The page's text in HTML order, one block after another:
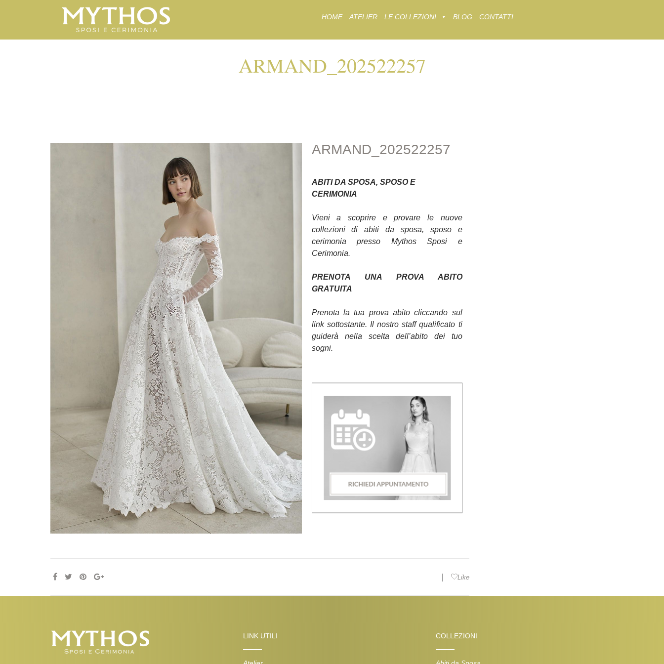
to
HOME ATELIER LE COLLEZIONI BLOG CONTATTI
ARMAND_202522257
ARMAND_202522257
ABITI DA SPOSA, SPOSO E
CERIMONIA
Vieni a scoprire e provare le nuove
collezioni di abiti da sposa, sposo e
cerimonia presso Mythos Sposi e
Cerimonia.
PRENOTA UNA PROVA ABITO
GRATUITA
Prenota la tua prova abito cliccando sul
link sottostante. Il nostro staff qualificato ti
guiderà nella scelta dell’abito dei tuo
sogni.
Like
LINK UTILI COLLEZIONI